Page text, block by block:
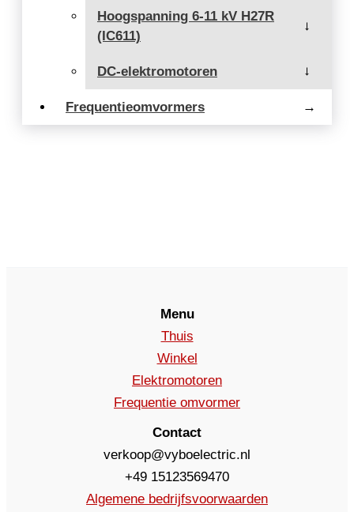
Hoogspanning 6-11 kV H27R
(IC611)
→
DC-elektromotoren →
Frequentieomvormers →
Menu
Thuis
Winkel
Elektromotoren
Frequentie omvormer
Contact
verkoop@vyboelectric.nl
+49 15123569470
Algemene bedrijfsvoorwaarden